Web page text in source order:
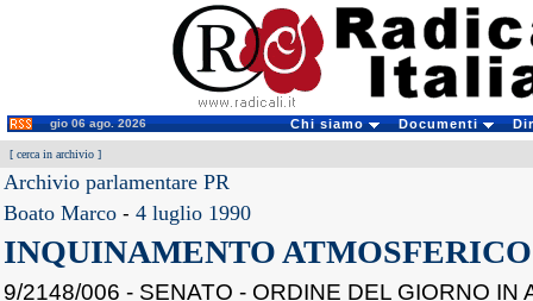
gio 06 ago. 2026 Chi siamo Documenti
[ cerca in archivio ]
Archivio parlamentare PR
Boato Marco - 4 luglio 1990
INQUINAMENTO ATMOSFERICO
9/2148/006 - SENATO - ORDINE DEL GIORNO IN